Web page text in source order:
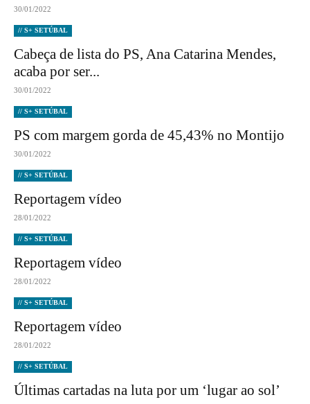
30/01/2022
// S+ SETÚBAL
Cabeça de lista do PS, Ana Catarina Mendes,
acaba por ser...
30/01/2022
// S+ SETÚBAL
PS com margem gorda de 45,43% no Montijo
30/01/2022
// S+ SETÚBAL
Reportagem vídeo
28/01/2022
// S+ SETÚBAL
Reportagem vídeo
28/01/2022
// S+ SETÚBAL
Reportagem vídeo
28/01/2022
// S+ SETÚBAL
Últimas cartadas na luta por um ‘lugar ao sol’